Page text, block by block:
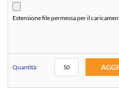
Estensione file permessa per il
Quantità: